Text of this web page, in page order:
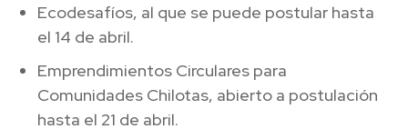
Ecodesafíos, al que se puede postular hasta
el 14 de abril.
Emprendimientos Circulares para
Comunidades Chilotas, abierto a postulación
hasta el 21 de abril.